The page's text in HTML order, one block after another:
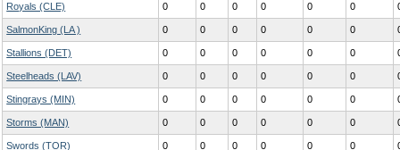
Royals (CLE) 0 0 0 0 0 0
SalmonKing (LA ) 0 0 0 0 0 0
Stallions (DET) 0 0 0 0 0 0
Steelheads (LAV) 0 0 0 0 0 0
Stingrays (MIN) 0 0 0 0 0 0
Storms (MAN) 0 0 0 0 0 0
Swords (TOR) 0 0 0 0 0 0